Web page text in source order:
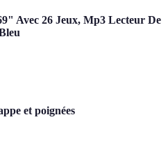
Avec 26 Jeux, Mp3 Lecteur De
et poignées